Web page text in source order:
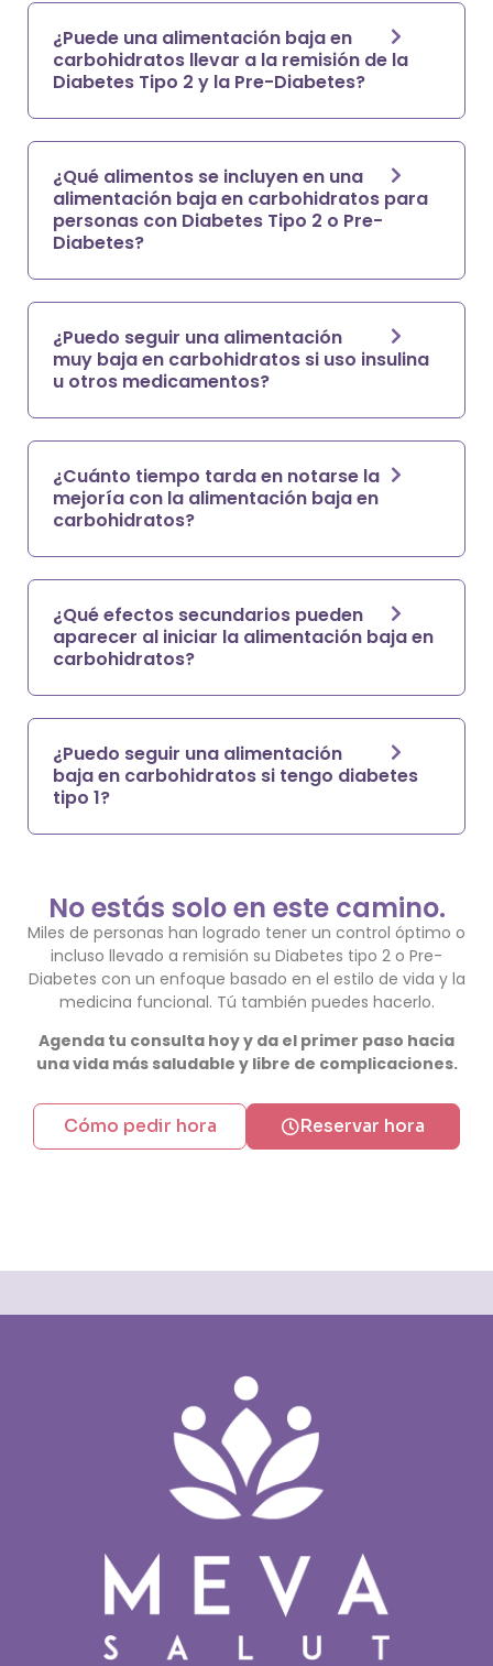
¿Puede una alimentación baja en
carbohidratos llevar a la remisión de la
Diabetes Tipo 2 y la Pre-Diabetes?
¿Qué alimentos se incluyen en una
alimentación baja en carbohidratos para
personas con Diabetes Tipo 2 o Pre-
Diabetes?
¿Puedo seguir una alimentación
muy baja en carbohidratos si uso insulina
u otros medicamentos?
¿Cuánto tiempo tarda en notarse la
mejoría con la alimentación baja en
carbohidratos?
¿Qué efectos secundarios pueden
aparecer al iniciar la alimentación baja en
carbohidratos?
¿Puedo seguir una alimentación
baja en carbohidratos si tengo diabetes
tipo 1?
No estás solo en este camino.
Miles de personas han logrado tener un control óptimo o
incluso llevado a remisión su Diabetes tipo 2 o Pre-
Diabetes con un enfoque basado en el estilo de vida y la
medicina funcional. Tú también puedes hacerlo.
Agenda tu consulta hoy y da el primer paso hacia
una vida más saludable y libre de complicaciones.
Cómo pedir hora Reservar hora